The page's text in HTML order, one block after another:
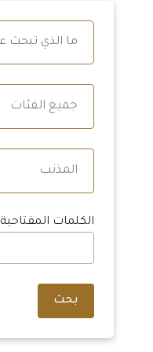
جميع الفئات
المذنب
الكلمات المفتاحية
بحث